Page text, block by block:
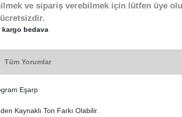
ve sipariş verebilmek için lütfen üye
ücretsizdir.
kargo bedava
Tüm Yorumlar
Eşarp
Kaynaklı Ton Farkı Olabilir.